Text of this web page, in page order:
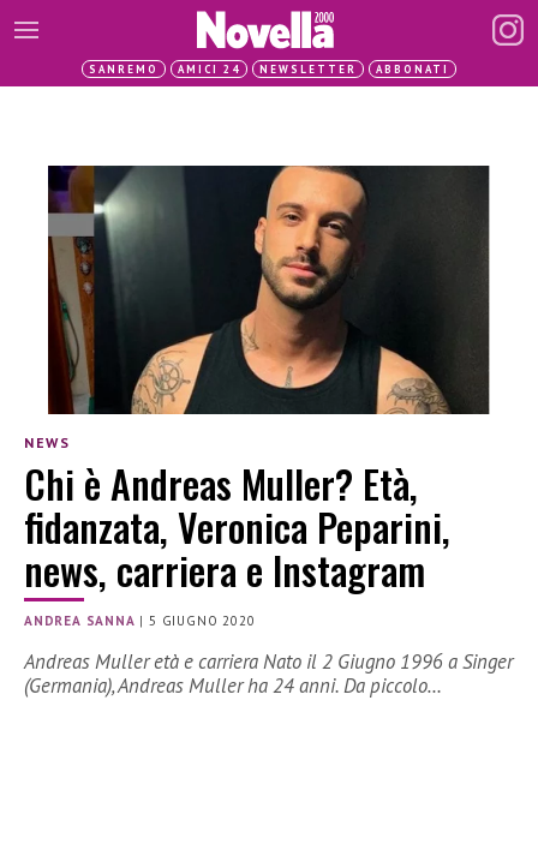
SANREMO AMICI 24 NEWSLETTER ABBONATI
NEWS
Chi è Andreas Muller? Età,
fidanzata, Veronica Peparini,
news, carriera e Instagram
ANDREA SANNA |5 GIUGNO 2020
Andreas Muller età e carriera Nato il 2 Giugno 1996 a Singer
(Germania), Andreas Muller ha 24 anni. Da piccolo…